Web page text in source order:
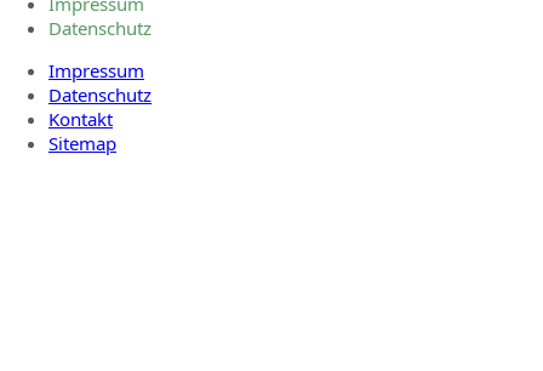
Datenschutz
Impressum
Datenschutz
Kontakt
Sitemap